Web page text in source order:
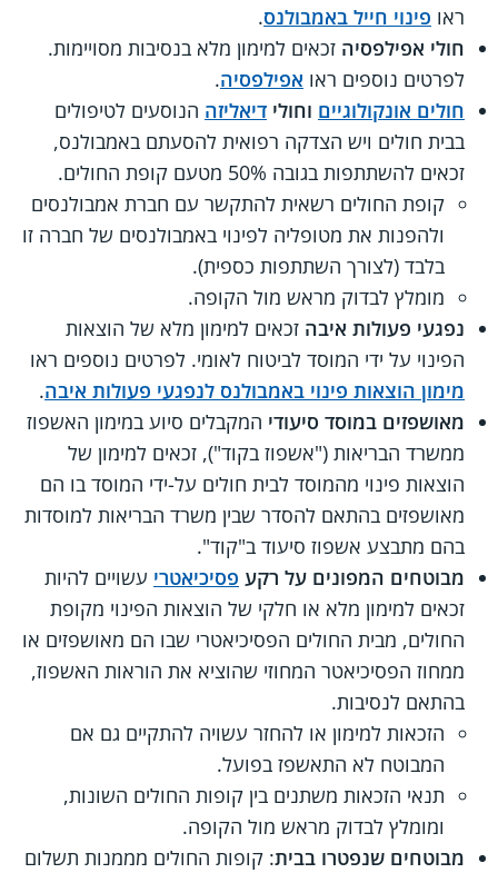
ראו פינוי חייל באמבולנס.
חולי אפילפסיה זכאים למימון מלא בנסיבות מסויימות.
לפרטים נוספים ראו אפילפסיה.
חולים אונקולוגיים וחולי דיאליזה הנוסעים לטיפולים
בבית חולים ויש הצדקה רפואית להסעתם באמבולנס,
זכאים להשתתפות בגובה 50% מטעם קופת החולים.
קופת החולים רשאית להתקשר עם חברת אמבולנסים
ולהפנות את מטופליה לפינוי באמבולנסים של חברה זו
בלבד (לצורך השתתפות כספית).
מומלץ לבדוק מראש מול הקופה.
נפגעי פעולות איבה זכאים למימון מלא של הוצאות
הפינוי על ידי המוסד לביטוח לאומי. לפרטים נוספים ראו
מימון הוצאות פינוי באמבולנס לנפגעי פעולות איבה.
מאושפזים במוסד סיעודי המקבלים סיוע במימון האשפוז
ממשרד הבריאות ("אשפוז בקוד"), זכאים למימון של
הוצאות פינוי מהמוסד לבית חולים על-ידי המוסד בו הם
מאושפזים בהתאם להסדר שבין משרד הבריאות למוסדות
בהם מתבצע אשפוז סיעוד ב"קוד".
מבוטחים המפונים על רקע פסיכיאטרי עשויים להיות
זכאים למימון מלא או חלקי של הוצאות הפינוי מקופת
החולים, מבית החולים הפסיכיאטרי שבו הם מאושפזים או
ממחוז הפסיכיאטר המחוזי שהוציא את הוראות האשפוז,
בהתאם לנסיבות.
הזכאות למימון או להחזר עשויה להתקיים גם אם
המבוטח לא התאשפז בפועל.
תנאי הזכאות משתנים בין קופות החולים השונות,
ומומלץ לבדוק מראש מול הקופה.
מבוטחים שנפטרו בבית: קופות החולים מממנות תשלום